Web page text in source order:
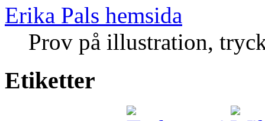
Erika Pals hemsida
Prov på illustration,
Etiketter